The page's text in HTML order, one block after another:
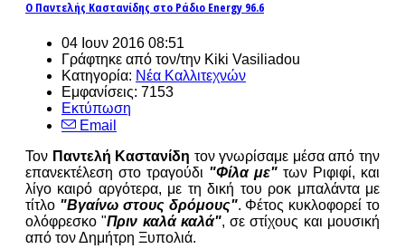
Ο Παντελής Καστανίδης στο Ράδιο Energy 96.6
04 Ιουν 2016 08:51
Γράφτηκε από τον/την Kiki Vasiliadou
Κατηγορία: Νέα Καλλιτεχνών
Εμφανίσεις: 7153
Εκτύπωση
Email
Τον Παντελή Καστανίδη τον γνωρίσαμε μέσα από την
επανεκτέλεση στο τραγούδι "Φίλα με" των Ριφιφί, και
λίγο καιρό αργότερα, με τη δική του ροκ μπαλάντα με
τίτλο "Βγαίνω στους δρόμους". Φέτος κυκλοφορεί το
ολόφρεσκο "Πριν καλά καλά", σε στίχους και μουσική
από τον Δημήτρη Ξυπολιά.